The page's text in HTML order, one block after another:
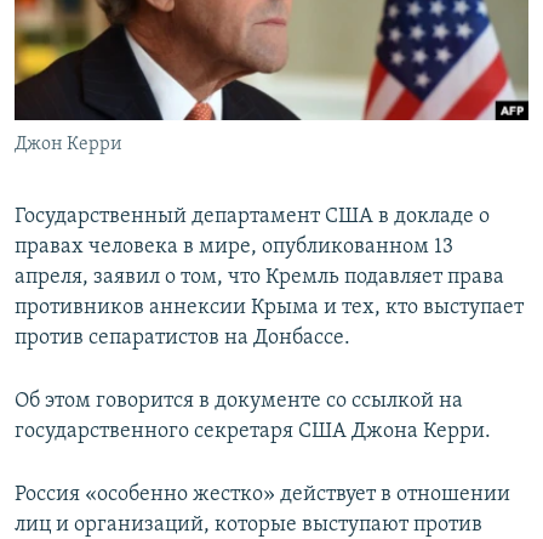
ПОБЕДИТЕЛЕЙ НЕ СУДЯТ?
КРЫМ.НЕПОКОРЕННЫЙ
УКРАИНСКАЯ ПРОБЛЕМА КРЫМА
ПРИСОЕДИНЯЙТЕСЬ!
Джон Керри
Государственный департамент США в докладе о
правах человека в мире, опубликованном 13
апреля, заявил о том, что Кремль подавляет права
противников аннексии Крыма и тех, кто выступает
против сепаратистов на Донбассе.
Об этом говорится в документе со ссылкой на
государственного секретаря США Джона Керри.
Россия «особенно жестко» действует в отношении
лиц и организаций, которые выступают против